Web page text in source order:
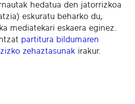
hedatua den jatorrizkoa
eskuratu beharko du,
mediatekari eskaera eginez.
partitura bildumaren
zehaztasunak irakur.